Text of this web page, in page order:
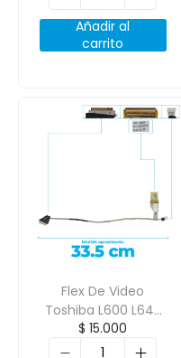
Añadir al
carrito
Flex De Video
Toshiba L600 L645
L600D L640 C600D
C640 C630
$ 15.000